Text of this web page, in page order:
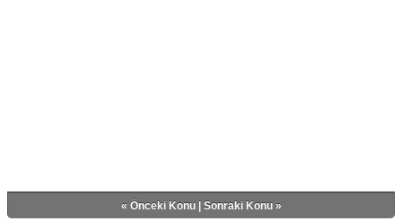
« Önceki Konu| Sonraki Konu»